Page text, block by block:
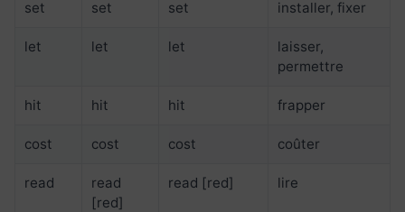
set set set installer, fixer
let let let
laisser,
permettre
hit hit hit frapper
cost cost cost coûter
read
read
[red]
read [red] lire